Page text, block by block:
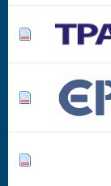
0
0
0